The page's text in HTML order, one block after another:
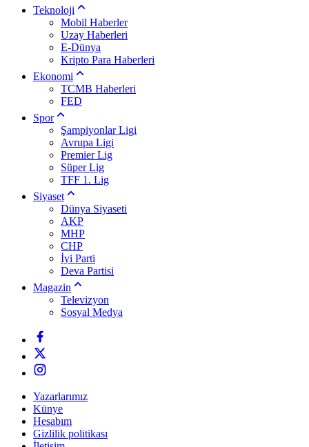
Teknoloji
Mobil Haberler
Uzay Haberleri
E-Dünya
Kripto Para Haberleri
Ekonomi
TCMB Haberleri
FED
Spor
Şampiyonlar Ligi
Avrupa Ligi
Premier Lig
Süper Lig
TFF 1. Lig
Siyaset
Dünya Siyaseti
AKP
MHP
CHP
İyi Parti
Deva Partisi
Magazin
Televizyon
Sosyal Medya
Yazarlarımız
Künye
Hesabım
Gizlilik politikası